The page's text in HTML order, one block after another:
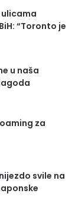
“Toronto je
u naša
za
svile na